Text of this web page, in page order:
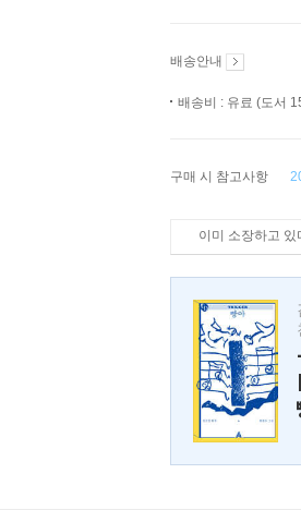
배송안내
배송비 : 유료 (도서
구매 시 참고사항
이미 소장하고 있